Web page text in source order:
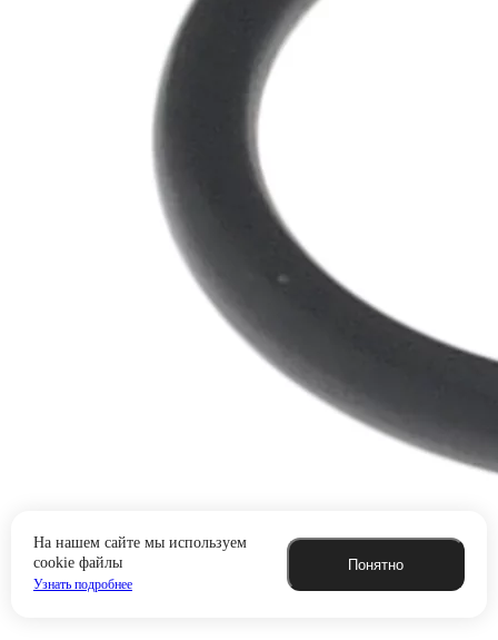
На нашем сайте мы используем
cookie файлы
Узнать подробнее
Понятно